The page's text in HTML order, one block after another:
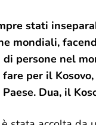
stati
mondiali,
di persone nel
per il
Dua, il